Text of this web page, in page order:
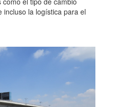
incluso la logística para el